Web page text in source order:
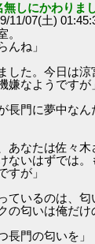
無しにかわりま
11/07(土)
。
んね」
した。今日は涼
なようですが
長門に夢中なん
あなたは佐々
いはずでは。
が」
ているのは、匂
匂いは俺だけ
門の匂いを」